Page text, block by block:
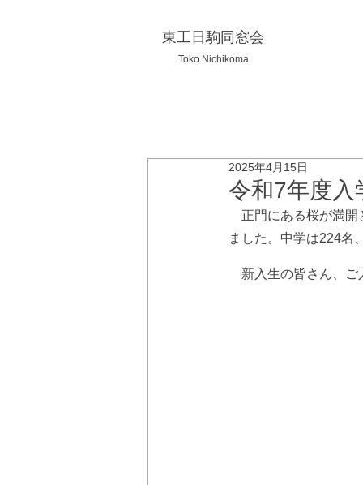
東工日駒同窓会
Toko Nichikoma
令和7年度入
2025年4月15日
正門にある桜が満開
ました。中学は224名
新入生の皆さん、ご